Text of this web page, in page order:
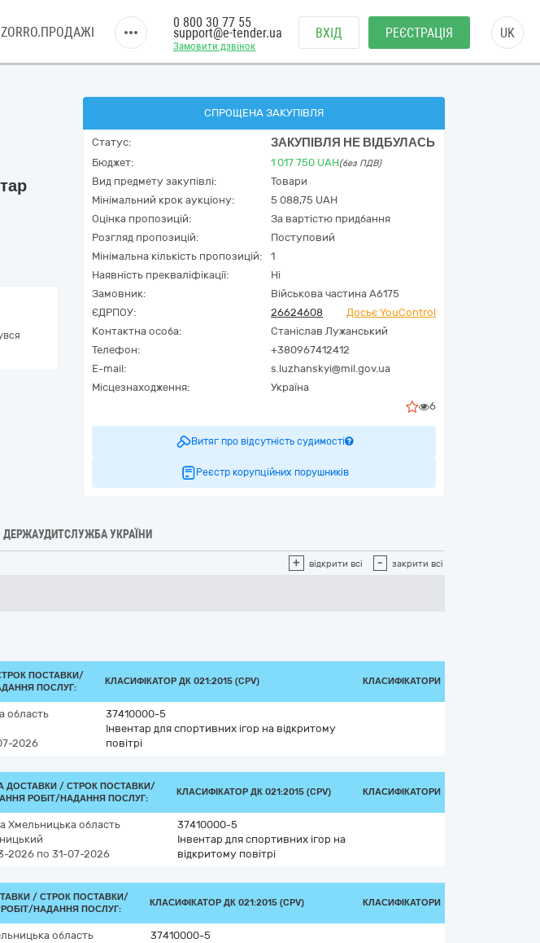
Замовити дзвінок
0 800 30 77 55
support@e-tender.ua ВХІД РЕЄСТРАЦІЯ UK
СПРОЩЕНА ЗАКУПІВЛЯ
Статус: ЗАКУПІВЛЯ НЕ ВІДБУЛАСЬ
Бюджет: 1 017 750 UAH(без ПДВ)
Вид предмету закупівлі:
Товари
Мінімальний крок аукціону:
5 088,75 UAH
Оцінка пропозицій:
За вартістю придбання
Розгляд пропозицій:
Поступовий
Мінімальна кількість пропозицій:
1
Наявність прекваліфікації:
Ні
Замовник:
Військова частина А6175
ЄДРПОУ:
26624608
Досьє YouControl
Контактна особа:
Станіслав Лужанський
Телефон:
+380967412412
E-mail:
s.luzhanskyi@mil.gov.ua
Місцезнаходження:
Україна
6
Витяг про відсутність судимості
Реєстр корупційних порушників
ДЕРЖАУДИТСЛУЖБА УКРАЇНИ
+ відкрити всі - закрити всі
ПОСТАВКИ/
ПОСЛУГ:
КЛАСИФІКАТОР ДК 021:2015 (CPV) КЛАСИФІКАТОРИ
область
2026
37410000-5
Інвентар для спортивних ігор на відкритому
повітрі
ДОСТАВКИ / СТРОК ПОСТАВКИ/
РОБІТ/НАДАННЯ ПОСЛУГ:
КЛАСИФІКАТОР ДК 021:2015 (CPV) КЛАСИФІКАТОРИ
Хмельницька область
2026 по 31-07-2026
37410000-5
Інвентар для спортивних ігор на
відкритому повітрі
/ СТРОК ПОСТАВКИ/
НАДАННЯ ПОСЛУГ:
КЛАСИФІКАТОР ДК 021:2015 (CPV) КЛАСИФІКАТОРИ
область
37410000-5